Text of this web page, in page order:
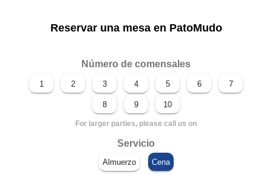
Reservar una mesa en PatoMudo
Número de comensales
For larger parties, please call us on
Servicio